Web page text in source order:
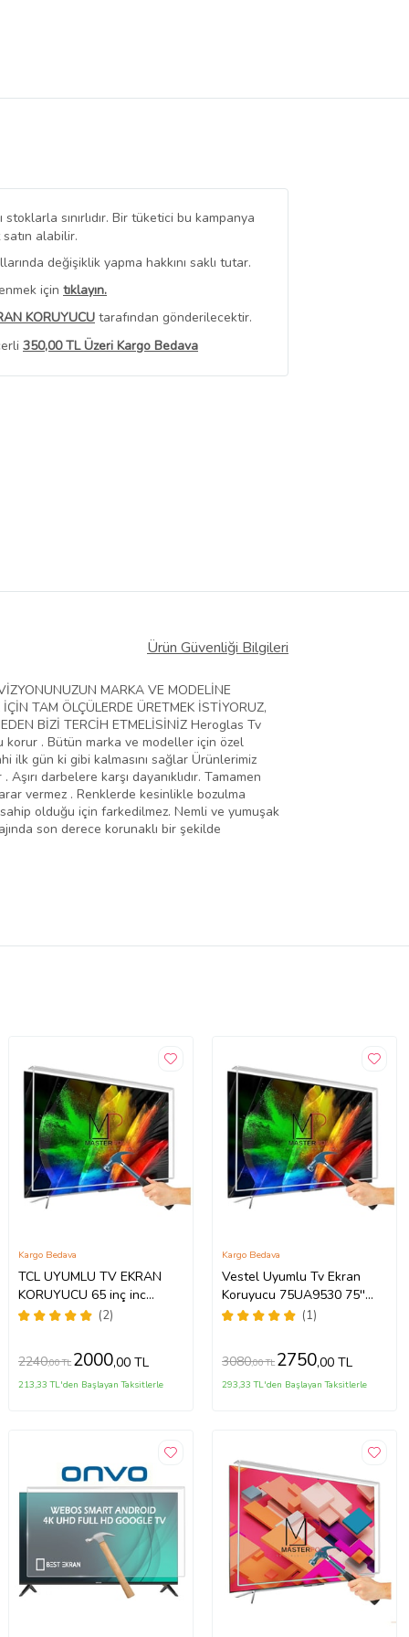
stoklarla sınırlıdır. Bir tüketici bu kampanya
alabilir.
değişiklik yapma hakkını saklı tutar.
için tıklayın.
KORUYUCU tarafından gönderilecektir.
350,00 TL Üzeri Kargo Bedava
Ürün Güvenliği Bilgileri
MARKA VE MODELİNE
TAM ÖLÇÜLERDE ÜRETMEK İSTİYORUZ,
BİZİ TERCİH ETMELİSİNİZ Heroglas Tv
korur . Bütün marka ve modeller için özel
ilk gün ki gibi kalmasını sağlar Ürünlerimiz
darbelere karşı dayanıklıdır. Tamamen
vermez . Renklerde kesinlikle bozulma
olduğu için farkedilmez. Nemli ve yumuşak
son derece korunaklı bir şekilde
TCL UYUMLU TV EKRAN
KORUYUCU 65 inç inc
65C735 C735 TCL QLED 4K
(2)
Kargo Bedava
2240,00 TL 2000,00 TL
213,33 TL'den Başlayan Taksitlerle
Vestel Uyumlu Tv Ekran
Koruyucu 75UA9530 75''
189 Ekran 4K Smart Android
(1)
Kargo Bedava
3080,00 TL 2750,00 TL
293,33 TL'den Başlayan Taksitlerle